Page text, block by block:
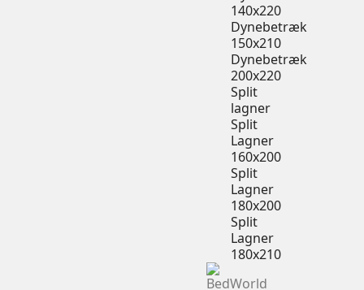
140x220
Dynebetræk
150x210
Dynebetræk
200x220
Split
lagner
Split
Lagner
160x200
Split
Lagner
180x200
Split
Lagner
180x210